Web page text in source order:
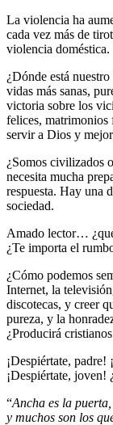
La violencia ha
cada vez más de
violencia doméstica.
¿Dónde está
vidas más sanas,
victoria sobre los
felices, matrimonios
servir a Dios y
¿Somos civilizados
necesita mucha
respuesta. Hay una
sociedad.
Amado lector…
¿Te importa el
¿Cómo podemos
Internet, la
discotecas, y creer
pureza, y la
¿Producirá
¡Despiértate, padre!
¡Despiértate, joven!
“Ancha es la
y muchos son los